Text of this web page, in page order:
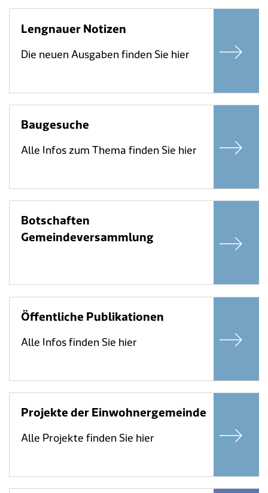
Lengnauer Notizen
Die neuen Ausgaben finden Sie hier
Baugesuche
Alle Infos zum Thema finden Sie hier
Botschaften
Gemeindeversammlung
Öffentliche Publikationen
Alle Infos finden Sie hier
Projekte der Einwohnergemeinde
Alle Projekte finden Sie hier